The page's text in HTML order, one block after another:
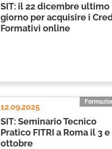
SIT: il 22 dicembre ultimo
giorno per acquisire i
Formativi online
12.09.2025
SIT: Seminario Tecnico
Pratico FITRI a Roma il 3 e
ottobre